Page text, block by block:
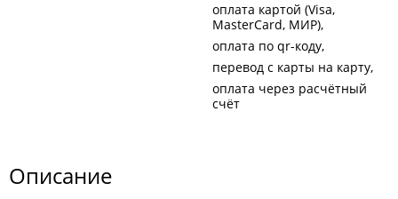
оплата картой (Visa,
MasterCard, МИР)
оплата по qr-коду
перевод с карты на карту
оплата через расчётный
счёт
Описание